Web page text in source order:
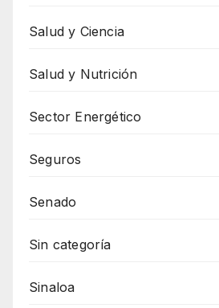
Salud y Ciencia
Salud y Nutrición
Sector Energético
Seguros
Senado
Sin categoría
Sinaloa